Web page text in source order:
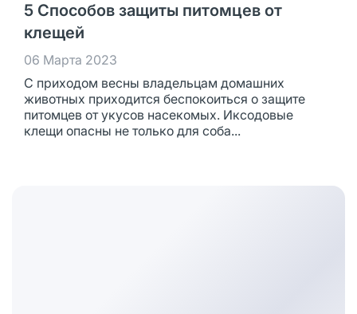
5 Способов защиты питомцев от
клещей
06 Марта 2023
С приходом весны владельцам домашних
животных приходится беспокоиться о защите
питомцев от укусов насекомых. Иксодовые
клещи опасны не только для соба...